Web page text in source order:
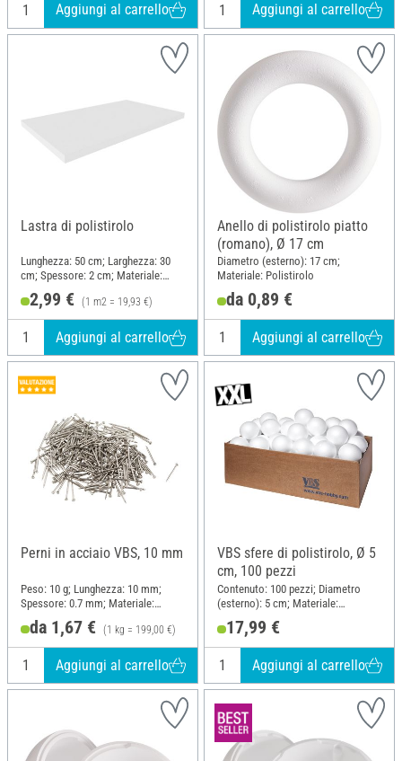
Aggiungi al carrello Aggiungi al carrello
Lastra di polistirolo
Lunghezza: 50 cm; Larghezza: 30
cm; Spessore: 2 cm; Materiale:
Polistirolo
2,99 € (1 m2 = 19,93 €)
Aggiungi al carrello
Anello di polistirolo piatto
(romano), Ø 17 cm
Diametro (esterno): 17 cm;
Materiale: Polistirolo
da 0,89 €
Aggiungi al carrello
Perni in acciaio VBS, 10 mm
Peso: 10 g; Lunghezza: 10 mm;
Spessore: 0.7 mm; Materiale:
Acciaio
da 1,67 € (1 kg = 199,00 €)
Aggiungi al carrello
VBS sfere di polistirolo, Ø 5
cm, 100 pezzi
Contenuto: 100 pezzi; Diametro
(esterno): 5 cm; Materiale:
Polistirolo
17,99 €
Aggiungi al carrello